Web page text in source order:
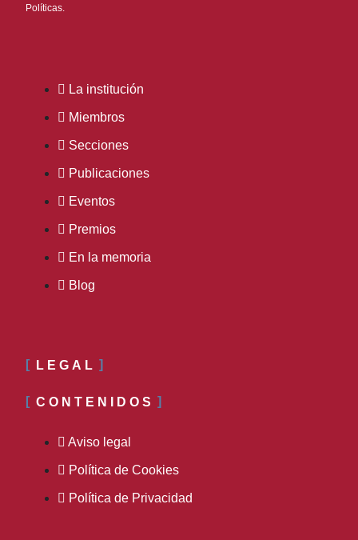
Políticas.
La institución
Miembros
Secciones
Publicaciones
Eventos
Premios
En la memoria
Blog
LEGAL
CONTENIDOS
Aviso legal
Política de Cookies
Política de Privacidad